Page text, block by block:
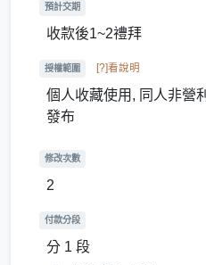
預計交期
收款後1~2禮拜
授權範圍 [?]看說明
個人收藏使用, 同人非營
發布
修改次數
2
付款分段
分 1 段